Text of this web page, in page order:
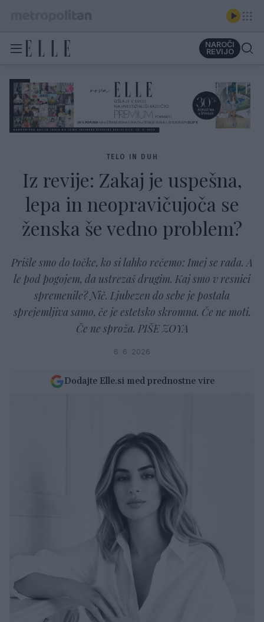
NAROČI
REVIJO
TELO IN DUH
Iz revije: Zakaj je uspešna,
lepa in neopravičujoča se
ženska še vedno problem?
Prišle smo do točke, ko si lahko rečemo: Imej se rada. A
le pod pogojem, da ustrezaš drugim. Kaj smo v resnici
spremenile? Nič. Ljubezen do sebe je postala
sprejemljiva samo, če je estetsko skromna. Če ne moti.
Če ne sproža. PIŠE ZOYA
6. 6. 2026
Dodajte Elle.si med prednostne vire